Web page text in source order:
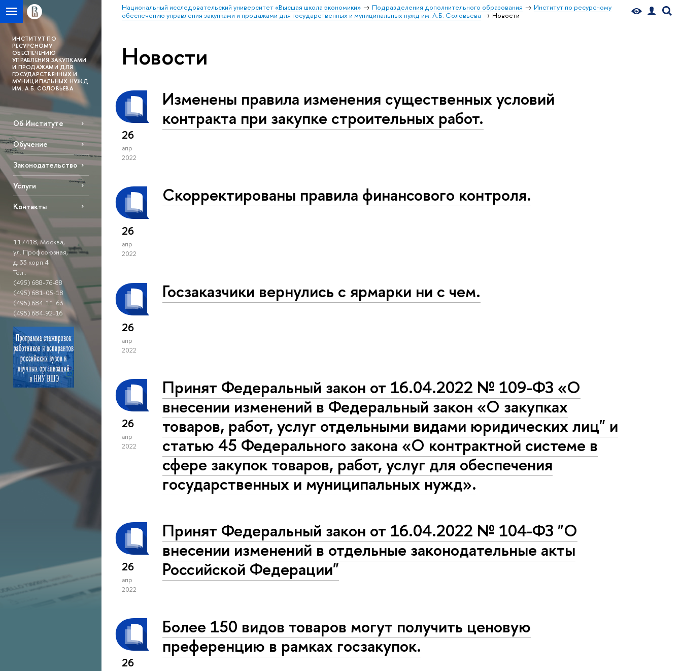
Национальный исследовательский университет «Высшая школа экономики» Подразделения дополнительного образования
Институт по ресурсному
обеспечению управления закупками и продажами для государственных и муниципальных нужд им. А.Б. Соловьева
Новости
ИНСТИТУТ ПО
РЕСУРСНОМУ
ОБЕСПЕЧЕНИЮ
УПРАВЛЕНИЯ ЗАКУПКАМИ
И ПРОДАЖАМИ ДЛЯ
ГОСУДАРСТВЕННЫХ И
МУНИЦИПАЛЬНЫХ НУЖД
ИМ. А.Б. СОЛОВЬЕВА
Об Институте
Обучение
Законодательство
Услуги
Контакты
117418, Москва,
ул. Профсоюзная,
д. 33 корп.4
Тел.:
(495) 688-76-88
(495) 681-05-18
(495) 684-11-63
(495) 684-92-16
Новости
26
апр
2022
Изменены правила изменения существенных условий
контракта при закупке строительных работ.
26
апр
2022
Скорректированы правила финансового контроля.
26
апр
2022
Госзаказчики вернулись с ярмарки ни с чем.
26
апр
2022
Принят Федеральный закон от 16.04.2022 № 109-ФЗ «О
внесении изменений в Федеральный закон «О закупках
товаров, работ, услуг отдельными видами юридических лиц" и
статью 45 Федерального закона «О контрактной системе в
сфере закупок товаров, работ, услуг для обеспечения
государственных и муниципальных нужд».
26
апр
2022
Принят Федеральный закон от 16.04.2022 № 104-ФЗ "О
внесении изменений в отдельные законодательные акты
Российской Федерации"
26
Более 150 видов товаров могут получить ценовую
преференцию в рамках госзакупок.